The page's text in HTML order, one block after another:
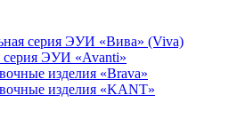
серия ЭУИ «Вива» (Viva)
серия ЭУИ «Avanti»
изделия «Brava»
изделия «KANT»